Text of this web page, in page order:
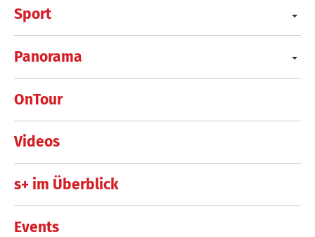
Sport
Panorama
OnTour
Videos
s+ im Überblick
Events